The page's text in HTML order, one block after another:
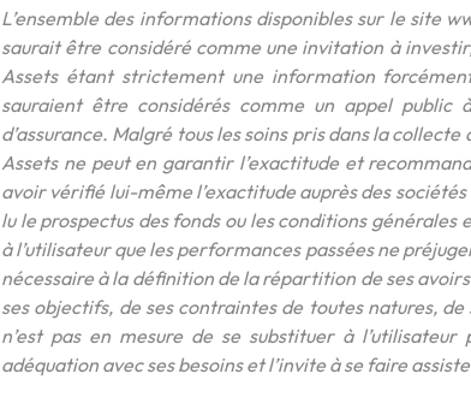
L’ensemble des informations disponibles sur le site
saurait être considéré comme une invitation à
Assets étant strictement une information
sauraient être considérés comme un appel public
d’assurance. Malgré tous les soins pris dans la
Assets ne peut en garantir l’exactitude et
avoir vérifié lui-même l’exactitude auprès des
lu le prospectus des fonds ou les conditions
à l’utilisateur que les performances passées ne
nécessaire à la définition de la répartition de ses
ses objectifs, de ses contraintes de toutes natures,
n’est pas en mesure de se substituer à
adéquation avec ses besoins et l’invite à se faire